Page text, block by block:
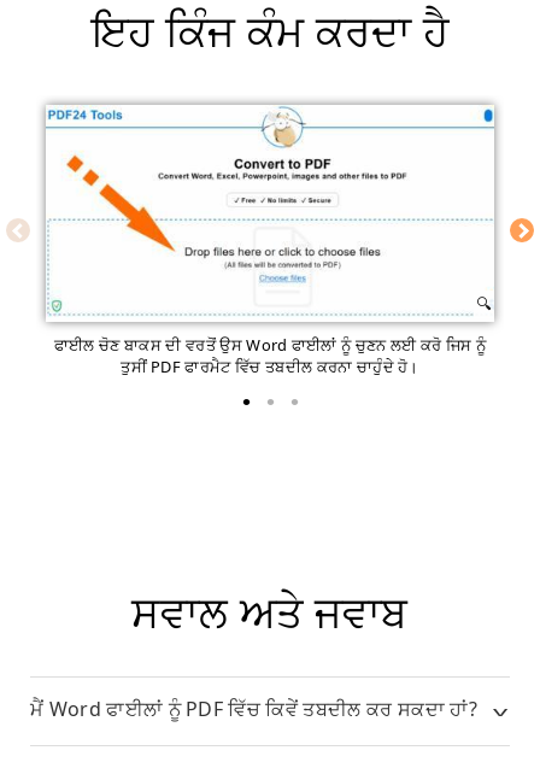
ਇਹ ਕਿੰਜ ਕੰਮ ਕਰਦਾ ਹੈ
ਫਾਈਲ ਚੋਣ ਬਾਕਸ ਦੀ ਵਰਤੋਂ ਉਸ Word ਫਾਈਲਾਂ ਨੂੰ ਚੁਣਨ ਲਈ ਕਰੋ ਜਿਸ ਨੂੰ
ਤੁਸੀਂ PDF ਫਾਰਮੈਟ ਵਿੱਚ ਤਬਦੀਲ ਕਰਨਾ ਚਾਹੁੰਦੇ ਹੋ।
ਸਵਾਲ ਅਤੇ ਜਵਾਬ
ਮੈਂ Word ਫਾਈਲਾਂ ਨੂੰ PDF ਵਿੱਚ ਕਿਵੇਂ ਤਬਦੀਲ ਕਰ ਸਕਦਾ ਹਾਂ?